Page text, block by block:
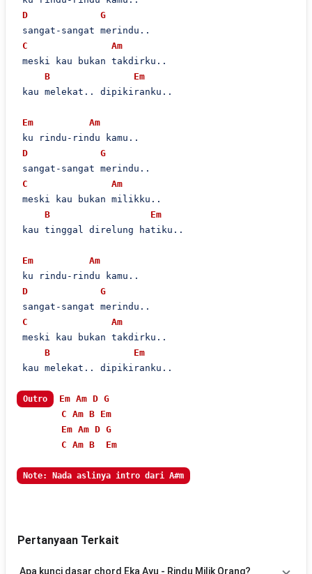
D
G
sangat-sangat merindu..
C
Am
meski kau bukan takdirku..
B
Em
kau melekat.. dipikiranku..
Em
Am
ku rindu-rindu kamu..
D
G
sangat-sangat merindu..
C
Am
meski kau bukan milikku..
B
Em
kau tinggal direlung hatiku..
Em
Am
ku rindu-rindu kamu..
D
G
sangat-sangat merindu..
C
Am
meski kau bukan takdirku..
B
Em
kau melekat.. dipikiranku..
Outro Em Am D G
C Am B
Em
Em Am D G
C Am B Em
Note: Nada aslinya intro dari A#m
Pertanyaan Terkait
Apa kunci dasar chord Eka Ayu - Rindu Milik Orang?